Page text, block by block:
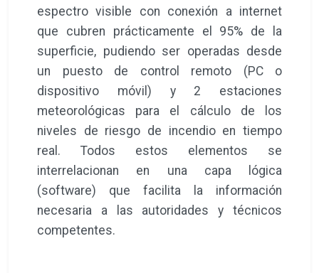
espectro visible con conexión a internet
que cubren prácticamente el 95% de la
superficie, pudiendo ser operadas desde
un puesto de control remoto (PC o
dispositivo móvil) y 2 estaciones
meteorológicas para el cálculo de los
niveles de riesgo de incendio en tiempo
real. Todos estos elementos se
interrelacionan en una capa lógica
(software) que facilita la información
necesaria a las autoridades y técnicos
competentes.